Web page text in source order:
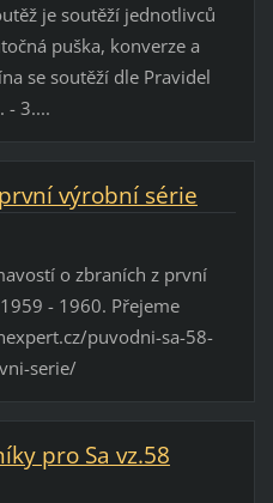
je soutěží jednotlivců
puška, konverze a
se soutěží dle Pravidel
- 3....
výrobní série
o zbraních z první
- 1960. Přejeme
puvodni-sa-58-
serie/
pro Sa vz.58